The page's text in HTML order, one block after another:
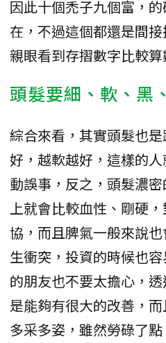
因此十個禿子九個富，
在，不過這個都還是間
親眼看到存摺數字比較算
頭髮要細、軟、黑
綜合來看，其實頭髮也
好，越軟越好，這樣的
動誤事，反之，頭髮濃
上就會比較血性、剛硬
協，而且脾氣一般來說
生衝突，投資的時候也
的朋友也不要太擔心，
是能夠有很大的改善，
多采多姿，雖然勞碌了